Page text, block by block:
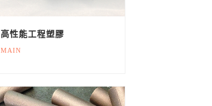
高性能工程塑膠
MAIN